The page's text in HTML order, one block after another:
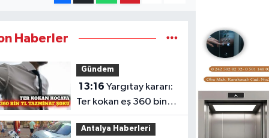
Haberler
Gündem
13:16 Yargıtay kararı:
Ter kokan eş 360 bin
TL tazminat ödeyecek
Antalya Haberleri